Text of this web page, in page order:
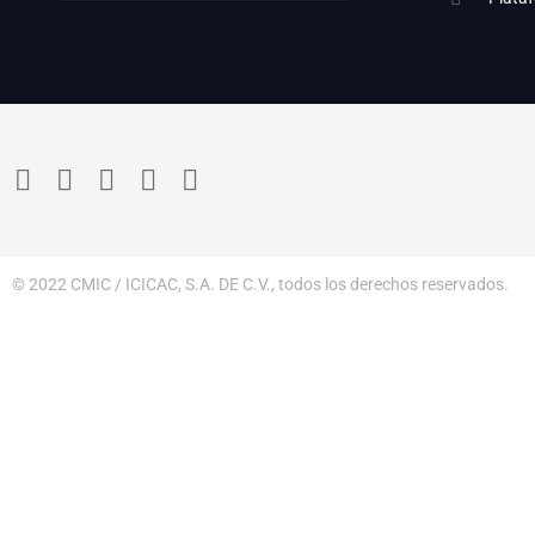
© 2022 CMIC / ICICAC, S.A. DE C.V., todos los derechos reservados.